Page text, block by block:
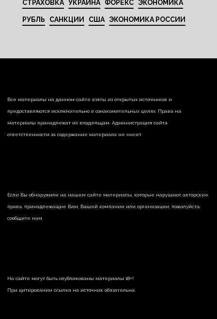
СТРАХОВКА УКРАИНА ФОРЕКС ЭКОНОМИКА
РУБЛЬ САНКЦИИ США ЭКОНОМИКА РОССИИ
Все материалы на данном сайте взяты из открытых источников и
предоставляются исключительно в ознакомительных целях. Права на
материалы принадлежат их владельцам. Администрация сайта
ответственности за содержание материала не несет.
Если Вы обнаружили на нашем сайте материалы, которые нарушают авторские
права, принадлежащие Вам, Вашей компании или организации, пожалуйста,
сообщите нам.
На сайте могут быть опубликованы материалы 18+!
При цитировании ссылка на источник обязательна.